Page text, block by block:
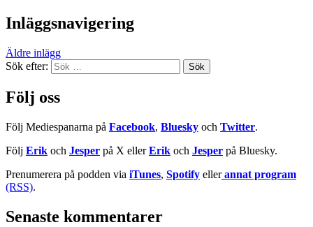
Inläggsnavigering
Äldre inlägg
Sök efter:
Följ oss
Följ Mediespanarna på Facebook, Bluesky och Twitter.
Följ Erik och Jesper på X ellerErik och Jesper på Bluesky.
Prenumerera på podden via iTunes, Spotify eller annat program
(RSS).
Senaste kommentarer